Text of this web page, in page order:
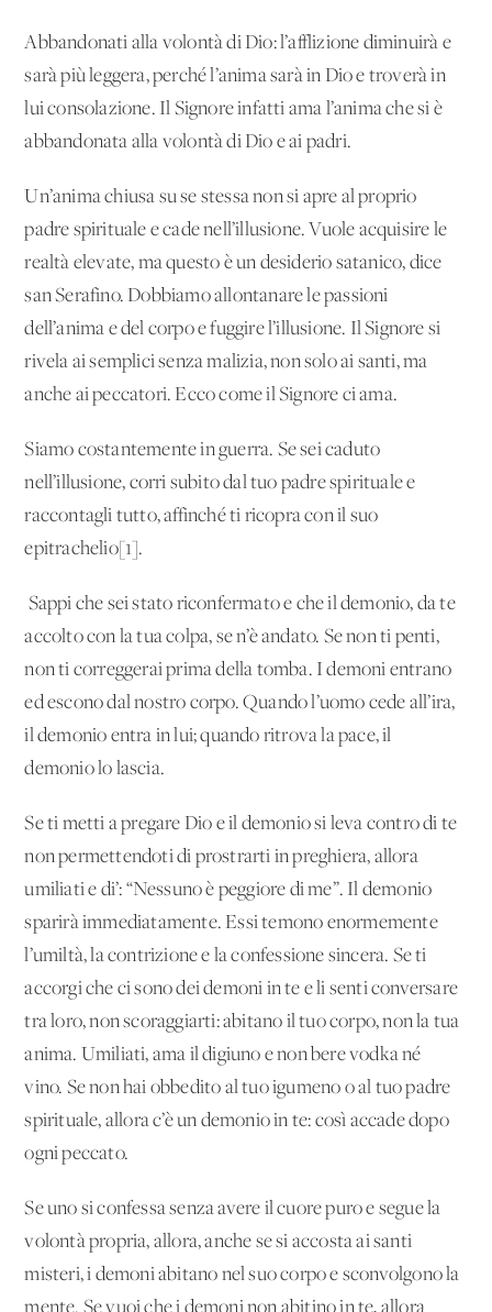
Abbandonati alla volontà di Dio: l’afflizione diminuirà e
sarà più leggera, perché l’anima sarà in Dio e troverà in
lui consolazione. Il Signore infatti ama l’anima che si è
abbandonata alla volontà di Dio e ai padri.
Un’anima chiusa su se stessa non si apre al proprio
padre spirituale e cade nell’illusione. Vuole acquisire le
realtà elevate, ma questo è un desiderio satanico, dice
san Serafino. Dobbiamo allontanare le passioni
dell’anima e del corpo e fuggire l’illusione. Il Signore si
rivela ai semplici senza malizia, non solo ai santi, ma
anche ai peccatori. Ecco come il Signore ci ama.
Siamo costantemente in guerra. Se sei caduto
nell’illusione, corri subito dal tuo padre spirituale e
raccontagli tutto, affinché ti ricopra con il suo
epitrachelio[1].
Sappi che sei stato riconfermato e che il demonio, da te
accolto con la tua colpa, se n’è andato. Se non ti penti,
non ti correggerai prima della tomba. I demoni entrano
ed escono dal nostro corpo. Quando l’uomo cede all’ira,
il demonio entra in lui; quando ritrova la pace, il
demonio lo lascia.
Se ti metti a pregare Dio e il demonio si leva contro di te
non permettendoti di prostrarti in preghiera, allora
umiliati e di’: “Nessuno è peggiore di me”. Il demonio
sparirà immediatamente. Essi temono enormemente
l’umiltà, la contrizione e la confessione sincera. Se ti
accorgi che ci sono dei demoni in te e li senti conversare
tra loro, non scoraggiarti: abitano il tuo corpo, non la tua
anima. Umiliati, ama il digiuno e non bere vodka né
vino. Se non hai obbedito al tuo igumeno o al tuo padre
spirituale, allora c’è un demonio in te: così accade dopo
ogni peccato.
Se uno si confessa senza avere il cuore puro e segue la
volontà propria, allora, anche se si accosta ai santi
misteri, i demoni abitano nel suo corpo e sconvolgono la
mente. Se vuoi che i demoni non abitino in te, allora